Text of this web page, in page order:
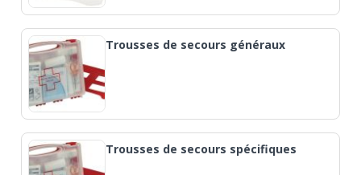
Trousses de secours généraux
Trousses de secours spécifiques